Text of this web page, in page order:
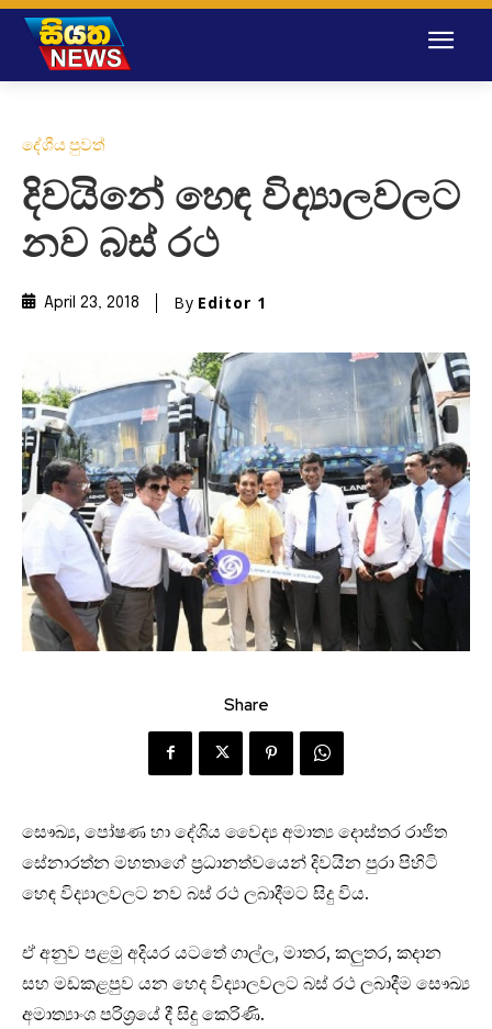
දේශීය පුවත්
දිවයිනේ හෙඳ විද්‍යාලවලට
නව බස් රථ
April 23, 2018 By Editor 1
Share
සෞඛ්‍ය, පෝෂණ හා දේශිය වෛද්‍ය අමාත්‍ය දොස්තර රාජිත
සේනාරත්න මහතාගේ ප්‍රධානත්වයෙන් දිවයින පුරා පිහිටි
හෙඳ විද්‍යාලවලට නව බස් රථ ලබාදීමට සිදු විය.
ඒ අනුව පළමු අදියර යටතේ ගාල්ල, මාතර, කලුතර, කදාන
සහ මඩකළපුව යන හෙද විද්‍යාලවලට බස් රථ ලබාදීම සෞඛ්‍ය
අමාත්‍යාංශ පරිශ්‍රයේ දී සිදු කෙරිණි.